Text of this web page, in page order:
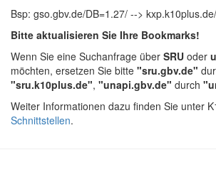
Bsp: gso.gbv.de/DB=1.27/ -->
Bitte aktualisieren Sie Ihre Bookmarks!
Wenn Sie eine Suchanfrage über SRU oder
möchten, ersetzen Sie bitte "sru.gbv.de"
"sru.k10plus.de", "unapi.gbv.de" durch
Weiter Informationen dazu finden Sie unter
Schnittstellen.